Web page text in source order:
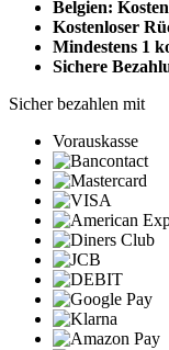
Belgien:
Kostenloser
Mindestens 1
Sichere
Sicher bezahlen mit
Vorauskasse